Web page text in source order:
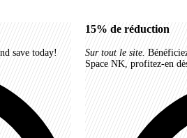
save today!
15% de réduction
Sur tout le site.
Space NK, profitez-en